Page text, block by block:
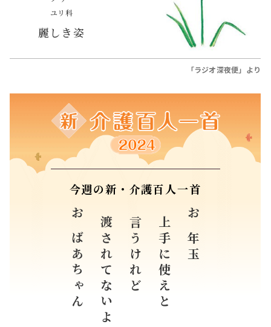
ユリ科
麗しき姿
「ラジオ深夜便」より
今週の新・介護百人一首
お年玉
上手に使えと
言うけれど
渡されてないよ
おばあちゃん